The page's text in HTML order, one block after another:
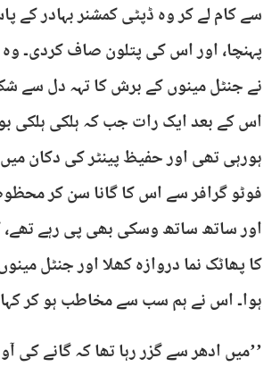
سے کام لے کر وہ ڈپٹی کمشنر بہادر کے
پہنچا، اور اس کی پتلون صاف کردی۔ وہ
نے جنٹل مینوں کے برش کا تہہ دل سے
اس کے بعد ایک رات جب کہ ہلکی ہلکی
ہورہی تھی اور حفیظ پینٹر کی دکان
فوٹو گرافر سے اس کا گانا سن کر
اور ساتھ ساتھ وسکی بھی پی رہے تھے،
کا پھاٹک نما دروازہ کھلا اور جنٹل
ہوا۔ اس نے ہم سب سے مخاطب ہو کر کہا
’’میں ادھر سے گزر رہا تھا کہ گانے کی